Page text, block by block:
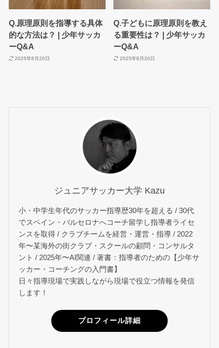
Q.原理原則を指導する具体
的な方法は？ | 少年サッカ
ーQ&A
2025年8月20日
Q.子どもに原理原則を教え
る重要性は？ | 少年サッカ
ーQ&A
2025年8月20日
ジュニアサッカー大学 Kazu
小・中学生年代のサッカー指導歴30年を超える / 30代
でスペイン・バルセロナへコーチ留学し指導者ライセ
ンスを取得 / クラブチームを経営・運営・指導 / 2022
年〜某海外の街クラブ・スクールの顧問・コンサルタ
ント / 2025年〜AI関連 / 著書：指導者のための【少年サ
ッカー・コーチングの入門書】
日々指導現場で実践しながら現場で役立つ情報を発信
します！
プロフィール詳細